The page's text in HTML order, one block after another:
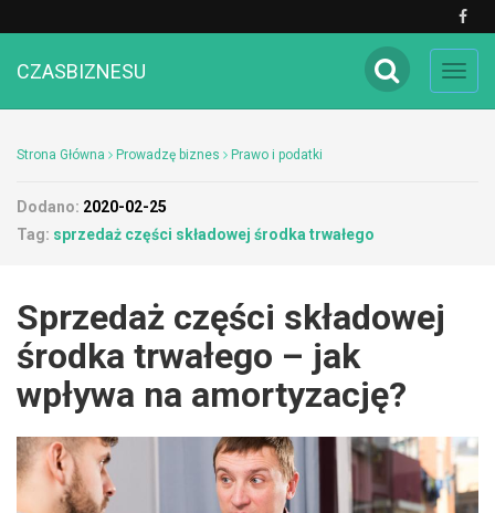
CZASBIZNESU
Strona Główna Prowadzę biznes Prawo i podatki
Dodano: 2020-02-25
Tag: sprzedaż części składowej środka trwałego
Sprzedaż części składowej
środka trwałego – jak
wpływa na amortyzację?